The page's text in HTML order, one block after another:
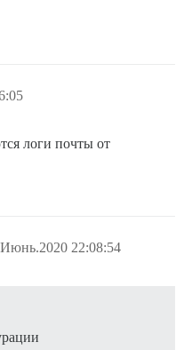
логи почты от
22:08:54